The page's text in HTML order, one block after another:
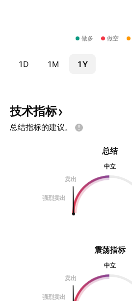
做多 做空
1D 1M 1Y
技术指标
总结指标的建议。
震荡指标
中立
卖出
强烈卖出
总结
中立
卖出
强烈卖出